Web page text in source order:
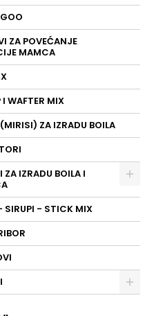
ZA POVEĆANJE
MAMCA
WAFTER MIX
ZA IZRADU BOILA
ZA IZRADU BOILA I
- SIRUPI - STICK MIX